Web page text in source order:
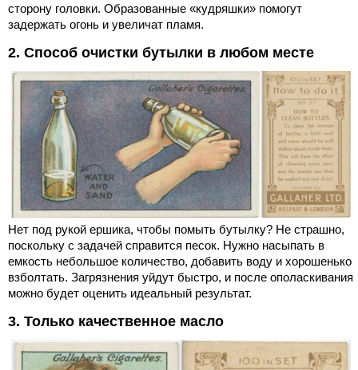
сторону головки. Образованные «кудряшки» помогут
задержать огонь и увеличат пламя.
2. Способ очистки бутылки в любом месте
Нет под рукой ершика, чтобы помыть бутылку? Не страшно,
поскольку с задачей справится песок. Нужно насыпать в
емкость небольшое количество, добавить воду и хорошенько
взболтать. Загрязнения уйдут быстро, и после ополаскивания
можно будет оценить идеальный результат.
3. Только качественное масло